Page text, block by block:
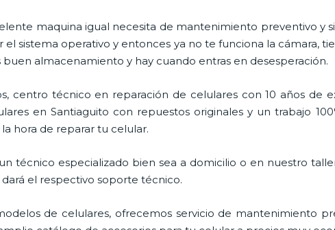
maquina igual necesita de mantenimiento preventivo y
sistema operativo y entonces ya no te funciona la cámara,
almacenamiento y hay cuando entras en desesperación.
centro técnico en reparación de celulares con 10 años de
en Santiaguito con repuestos originales y un trabajo
hora de reparar tu celular.
técnico especializado bien sea a domicilio o en nuestro
el respectivo soporte técnico.
de celulares, ofrecemos servicio de mantenimiento